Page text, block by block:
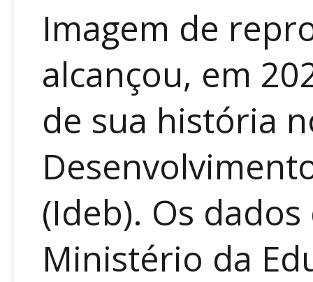
Imagem de
alcançou, em
de sua história
(Ideb). Os
Ministério da